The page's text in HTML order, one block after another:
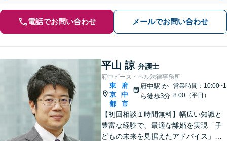
電話でお問い合わせ メールでお問い合わせ
平山 諒 弁護士
府中ピース・ベル法律事務所
東
京
都
府
中
市
府中駅 か
ら徒歩3分
営業時間：10:00~1
8:00（平日）
【初回相談１時間無料】幅広い知識と
豊富な経験で、最適な離婚を実現「子
どもの未来を見据えたアドバイス」